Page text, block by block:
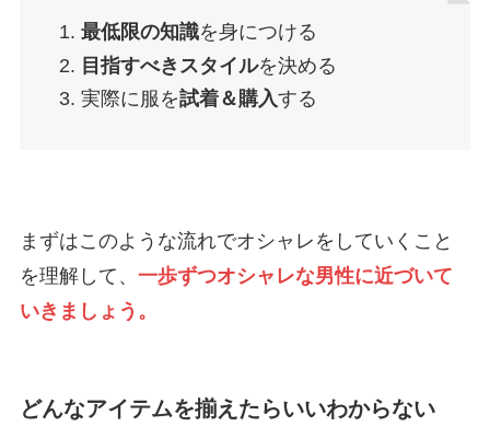
最低限の知識を身につける
目指すべきスタイルを決める
実際に服を試着＆購入する
まずはこのような流れでオシャレをしていくこと
を理解して、 一歩ずつオシャレな男性に近づいて
いきましょう。
どんなアイテムを揃えたらいいわからない